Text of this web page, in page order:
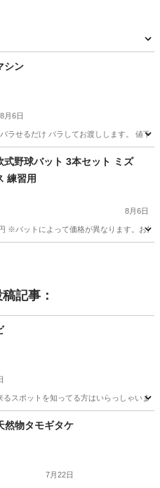
シン
8月6日
ラせるだけ バラしてお渡しします。 値下
ィットネス、トレーニング
式野球バット 3本セット ミズ
練習用
8月6日
※バットによって価格が異なります。お
記事：
スポットを知ってる方はいらっしゃいま
トカゲ
然物タモギタケ
7月22日